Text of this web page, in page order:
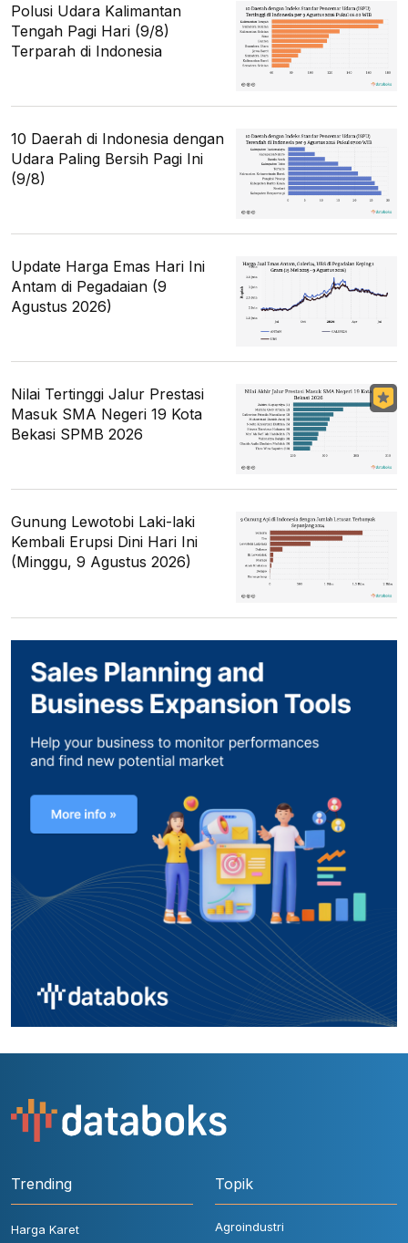
Polusi Udara Kalimantan
Tengah Pagi Hari (9/8)
Terparah di Indonesia
10 Daerah di Indonesia dengan
Udara Paling Bersih Pagi Ini
(9/8)
Update Harga Emas Hari Ini
Antam di Pegadaian (9
Agustus 2026)
Nilai Tertinggi Jalur Prestasi
Masuk SMA Negeri 19 Kota
Bekasi SPMB 2026
Gunung Lewotobi Laki-laki
Kembali Erupsi Dini Hari Ini
(Minggu, 9 Agustus 2026)
Trending
Harga Karet
Topik
Agroindustri